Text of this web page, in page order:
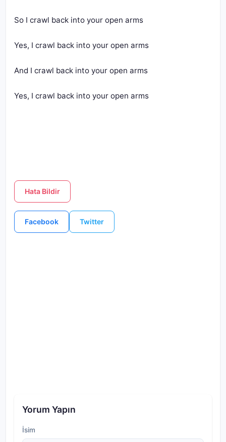
So I crawl back into your open arms
Yes, I crawl back into your open arms
And I crawl back into your open arms
Yes, I crawl back into your open arms
Hata Bildir
Facebook Twitter
Yorum Yapın
İsim